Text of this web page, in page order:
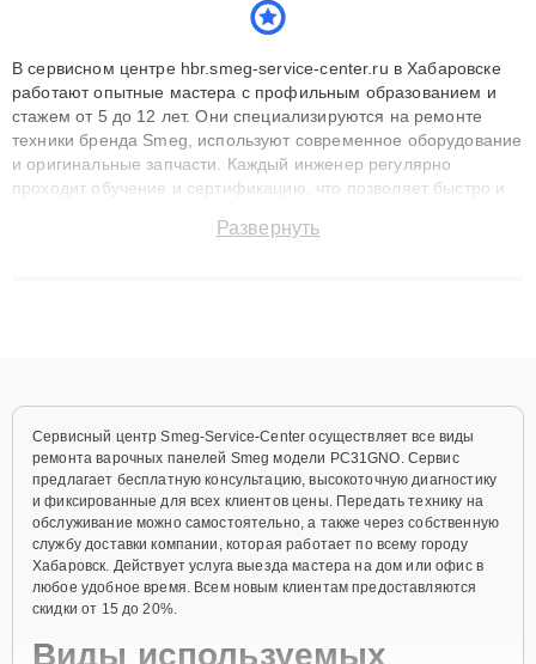
В сервисном центре hbr.smeg-service-center.ru в Хабаровске
работают опытные мастера с профильным образованием и
стажем от 5 до 12 лет. Они специализируются на ремонте
техники бренда Smeg, используют современное оборудование
и оригинальные запчасти. Каждый инженер регулярно
проходит обучение и сертификацию, что позволяет быстро и
сохранением гарантии до 3 лет. Наши мастера решают
Развернуть
Сервисный центр Smeg-Service-Center осуществляет все виды
ремонта варочных панелей Smeg модели PC31GNO. Сервис
предлагает бесплатную консультацию, высокоточную диагностику
и фиксированные для всех клиентов цены. Передать технику на
обслуживание можно самостоятельно, а также через собственную
службу доставки компании, которая работает по всему городу
Хабаровск. Действует услуга выезда мастера на дом или офис в
любое удобное время. Всем новым клиентам предоставляются
скидки от 15 до 20%.
Виды используемых